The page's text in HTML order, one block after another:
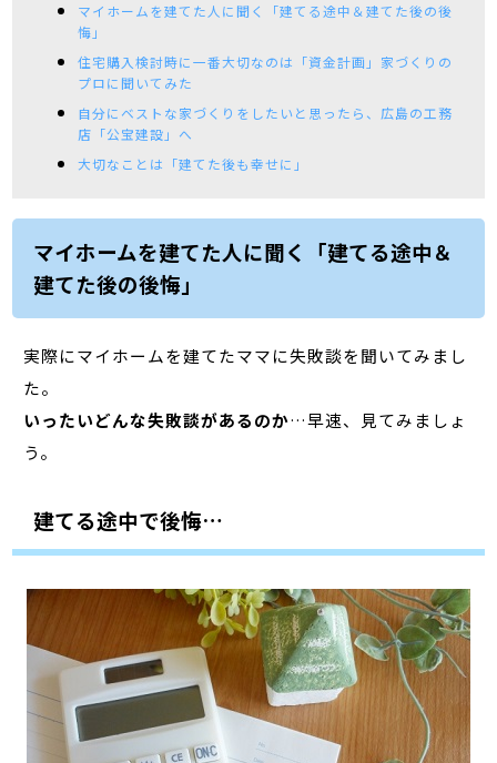
マイホームを建てた人に聞く「建てる途中＆建てた後の後
悔」
住宅購入検討時に一番大切なのは「資金計画」家づくりの
プロに聞いてみた
自分にベストな家づくりをしたいと思ったら、広島の工務
店「公宝建設」へ
大切なことは「建てた後も幸せに」
マイホームを建てた人に聞く「建てる途中＆
建てた後の後悔」
実際にマイホームを建てたママに失敗談を聞いてみまし
た。
いったいどんな失敗談があるのか…早速、見てみましょ
う。
建てる途中で後悔…